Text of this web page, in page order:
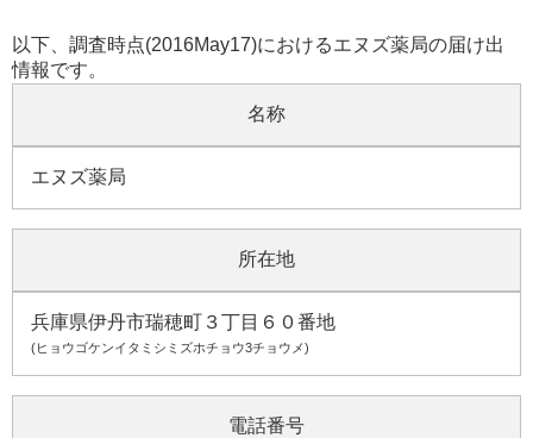
以下、調査時点(2016May17)におけるエヌズ薬局の届け出
情報です。
名称
エヌズ薬局
所在地
兵庫県伊丹市瑞穂町３丁目６０番地
(ヒョウゴケンイタミシミズホチョウ3チョウメ)
電話番号